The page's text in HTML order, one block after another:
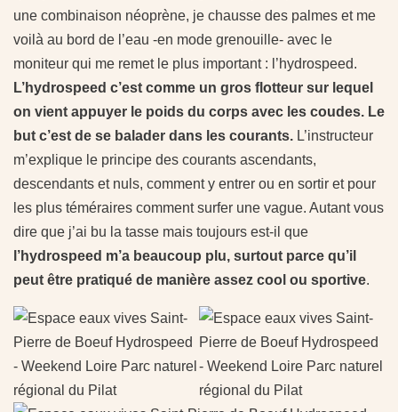
une combinaison néoprène, je chausse des palmes et me
voilà au bord de l’eau -en mode grenouille- avec le
moniteur qui me remet le plus important : l’hydrospeed.
L’hydrospeed c’est comme un gros flotteur sur lequel
on vient appuyer le poids du corps avec les coudes. Le
but c’est de se balader dans les courants. L’instructeur
m’explique le principe des courants ascendants,
descendants et nuls, comment y entrer ou en sortir et pour
les plus téméraires comment surfer une vague. Autant vous
dire que j’ai bu la tasse mais toujours est-il que
l’hydrospeed m’a beaucoup plu, surtout parce qu’il
peut être pratiqué de manière assez cool ou sportive.